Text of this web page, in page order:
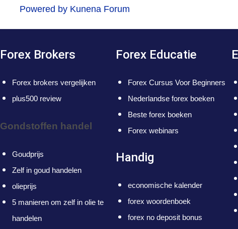
Powered by Kunena Forum
Forex Brokers
Forex brokers vergelijken
plus500 review
Gondstoffen handel
Goudprijs
Zelf in goud handelen
olieprijs
5 manieren om zelf in olie te
handelen
Forex Educatie
Forex Cursus Voor Beginners
Nederlandse forex boeken
Beste forex boeken
Forex webinars
Handig
economische kalender
forex woordenboek
forex no deposit bonus